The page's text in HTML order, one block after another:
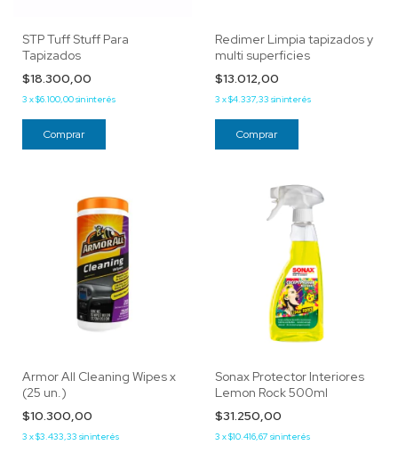
STP Tuff Stuff Para
Tapizados
$18.300,00
3 x$6.100,00sin interés
Redimer Limpia tapizados y
multi superficies
$13.012,00
3 x$4.337,33 sin interés
Armor All Cleaning Wipes x
(25 un.)
$10.300,00
3 x$3.433,33 sin interés
Sonax Protector Interiores
Lemon Rock 500ml
$31.250,00
3 x$10.416,67 sin interés